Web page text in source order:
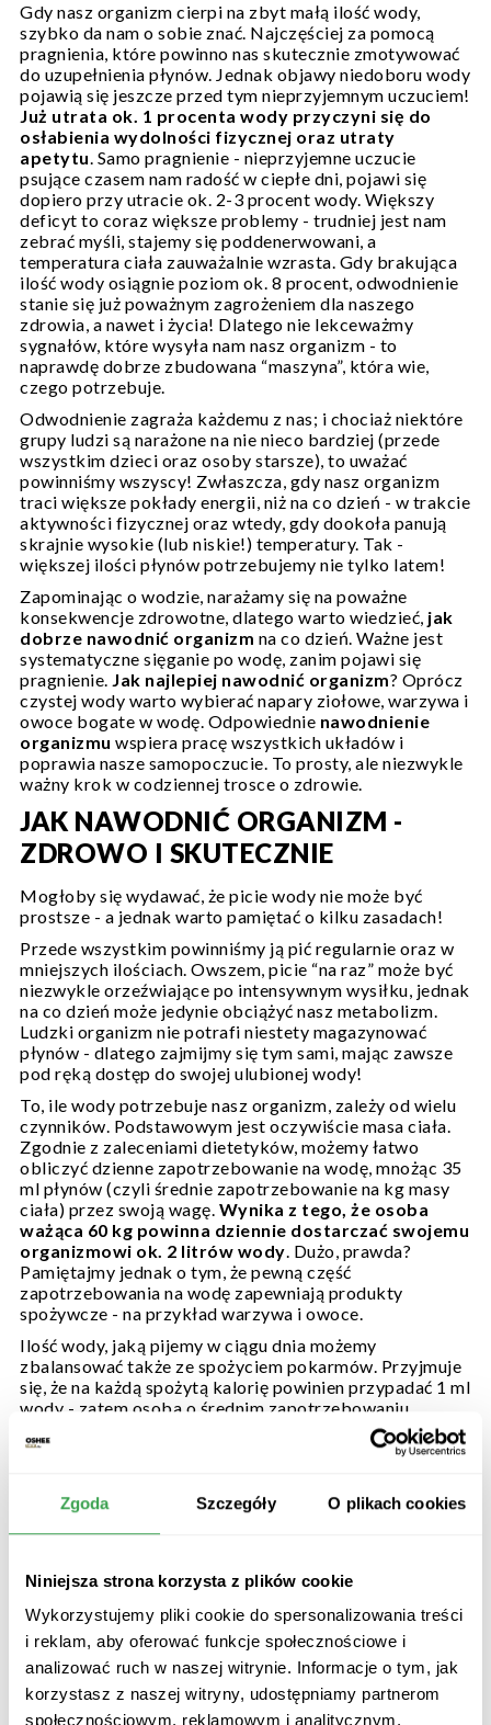
Zgoda Szczegóły O plikach cookies
Niniejsza strona korzysta z plików cookie
Wykorzystujemy pliki cookie do spersonalizowania treści
i reklam, aby oferować funkcje społecznościowe i
analizować ruch w naszej witrynie. Informacje o tym, jak
korzystasz z naszej witryny, udostępniamy partnerom
społecznościowym, reklamowym i analitycznym.
Gdy nasz organizm cierpi na zbyt małą ilość wody,
szybko da nam o sobie znać. Najczęściej za pomocą
pragnienia, które powinno nas skutecznie zmotywować
do uzupełnienia płynów. Jednak objawy niedoboru wody
pojawią się jeszcze przed tym nieprzyjemnym uczuciem!
Już utrata ok. 1 procenta wody przyczyni się do
osłabienia wydolności fizycznej oraz utraty
apetytu. Samo pragnienie - nieprzyjemne uczucie
psujące czasem nam radość w ciepłe dni, pojawi się
dopiero przy utracie ok. 2-3 procent wody. Większy
deficyt to coraz większe problemy - trudniej jest nam
zebrać myśli, stajemy się poddenerwowani, a
temperatura ciała zauważalnie wzrasta. Gdy brakująca
ilość wody osiągnie poziom ok. 8 procent, odwodnienie
stanie się już poważnym zagrożeniem dla naszego
zdrowia, a nawet i życia! Dlatego nie lekceważmy
sygnałów, które wysyła nam nasz organizm - to
naprawdę dobrze zbudowana “maszyna”, która wie,
czego potrzebuje.
Odwodnienie zagraża każdemu z nas; i chociaż niektóre
grupy ludzi są narażone na nie nieco bardziej (przede
wszystkim dzieci oraz osoby starsze), to uważać
powinniśmy wszyscy! Zwłaszcza, gdy nasz organizm
traci większe pokłady energii, niż na co dzień - w trakcie
aktywności fizycznej oraz wtedy, gdy dookoła panują
skrajnie wysokie (lub niskie!) temperatury. Tak -
większej ilości płynów potrzebujemy nie tylko latem!
Zapominając o wodzie, narażamy się na poważne
konsekwencje zdrowotne, dlatego warto wiedzieć, jak
dobrze nawodnić organizm na co dzień. Ważne jest
systematyczne sięganie po wodę, zanim pojawi się
pragnienie. Jak najlepiej nawodnić organizm? Oprócz
czystej wody warto wybierać napary ziołowe, warzywa i
owoce bogate w wodę. Odpowiednie nawodnienie
organizmu wspiera pracę wszystkich układów i
poprawia nasze samopoczucie. To prosty, ale niezwykle
ważny krok w codziennej trosce o zdrowie.
JAK NAWODNIĆ ORGANIZM -
ZDROWO I SKUTECZNIE
Mogłoby się wydawać, że picie wody nie może być
prostsze - a jednak warto pamiętać o kilku zasadach!
Przede wszystkim powinniśmy ją pić regularnie oraz w
mniejszych ilościach. Owszem, picie “na raz” może być
niezwykle orzeźwiające po intensywnym wysiłku, jednak
na co dzień może jedynie obciążyć nasz metabolizm.
Ludzki organizm nie potrafi niestety magazynować
płynów - dlatego zajmijmy się tym sami, mając zawsze
pod ręką dostęp do swojej ulubionej wody!
To, ile wody potrzebuje nasz organizm, zależy od wielu
czynników. Podstawowym jest oczywiście masa ciała.
Zgodnie z zaleceniami dietetyków, możemy łatwo
obliczyć dzienne zapotrzebowanie na wodę, mnożąc 35
ml płynów (czyli średnie zapotrzebowanie na kg masy
ciała) przez swoją wagę. Wynika z tego, że osoba
ważąca 60 kg powinna dziennie dostarczać swojemu
organizmowi ok. 2 litrów wody. Dużo, prawda?
Pamiętajmy jednak o tym, że pewną część
zapotrzebowania na wodę zapewniają produkty
spożywcze - na przykład warzywa i owoce.
Ilość wody, jaką pijemy w ciągu dnia możemy
zbalansować także ze spożyciem pokarmów. Przyjmuje
się, że na każdą spożytą kalorię powinien przypadać 1 ml
wody - zatem osoba o średnim zapotrzebowaniu
energetycznym 2000 kalorii potrzebuje 2 litrów płynów.
Jednak wyliczenia to nie wszystko; potrzeby organizmu
pory roku. Latem i zimą woda odgrywa, jak
upałom pocenie pozbawia nas nie tylko wody, ale także i
cennych elektrolitów. Stąd tak ważne jest dostarczanie
ich pod postacią wody mineralnej lub soczystych
warzyw i owoców.
O prawidłowym nawadnianiu z pewnością dużo wiedzą
ci, którzy zawodowo lub z pasji zajmują się sportem.